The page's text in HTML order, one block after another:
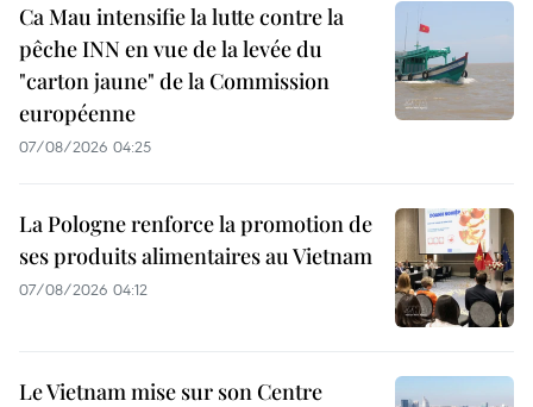
Ca Mau intensifie la lutte contre la
pêche INN en vue de la levée du
"carton jaune" de la Commission
européenne
07/08/2026 04:25
La Pologne renforce la promotion de
ses produits alimentaires au Vietnam
07/08/2026 04:12
Le Vietnam mise sur son Centre